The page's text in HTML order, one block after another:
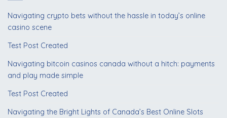
Navigating crypto bets without the hassle in today’s online
casino scene
Test Post Created
Navigating bitcoin casinos canada without a hitch: payments
and play made simple
Test Post Created
Navigating the Bright Lights of Canada’s Best Online Slots